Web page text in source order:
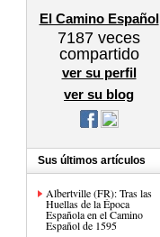
El Camino Español
7187 veces
compartido
ver su perfil
ver su blog
Sus últimos artículos
Albertville (FR): Tras las
Huellas de la Época
Española en el Camino
Español de 1595